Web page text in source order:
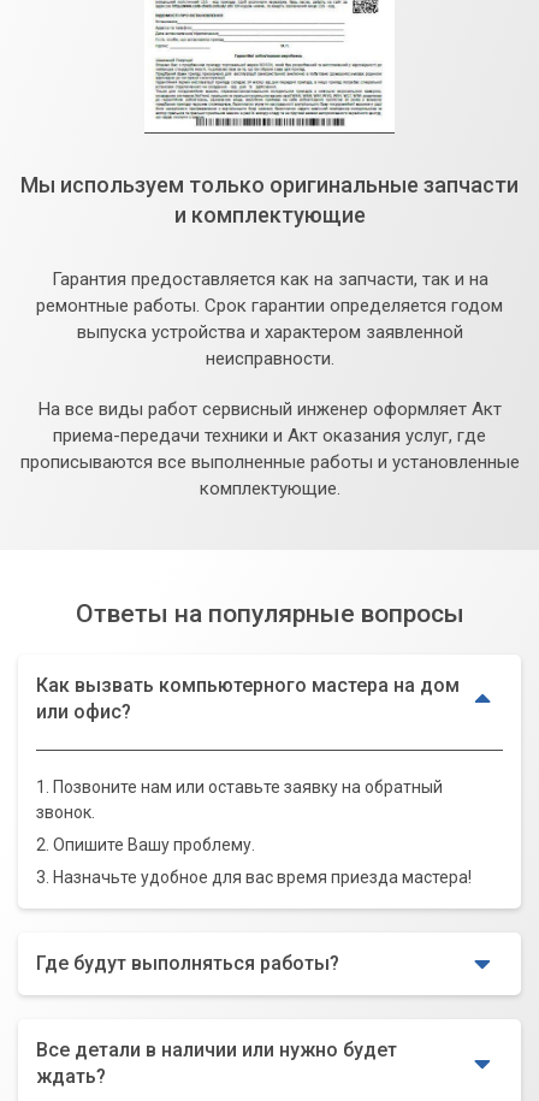
Мы используем только оригинальные запчасти
и комплектующие
Гарантия предоставляется как на запчасти, так и на
ремонтные работы. Срок гарантии определяется годом
выпуска устройства и характером заявленной
неисправности.
На все виды работ сервисный инженер оформляет Акт
приема-передачи техники и Акт оказания услуг, где
прописываются все выполненные работы и установленные
комплектующие.
Ответы на популярные вопросы
Как вызвать компьютерного мастера на дом
или офис?
1. Позвоните нам или оставьте заявку на обратный
звонок.
2. Опишите Вашу проблему.
3. Назначьте удобное для вас время приезда мастера!
Где будут выполняться работы?
Все детали в наличии или нужно будет
ждать?